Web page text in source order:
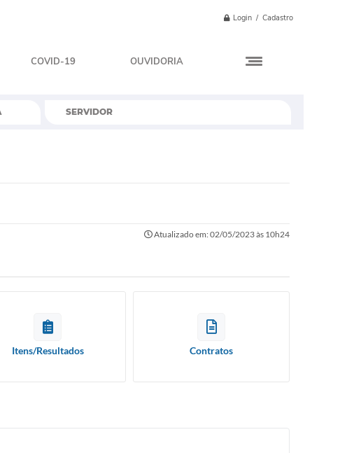
Login / Cadastro
COVID-19 OUVIDORIA
SERVIDOR
Atualizado em: 02/05/2023 às 10h24
Itens/Resultados Contratos